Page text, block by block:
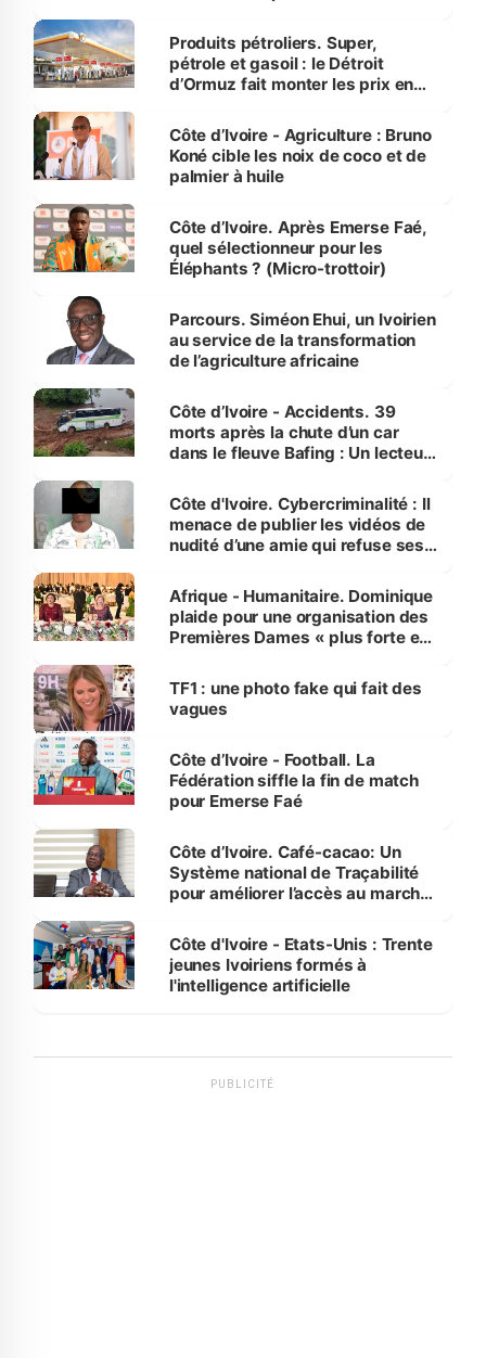
menacées
Produits pétroliers. Super,
pétrole et gasoil : le Détroit
d’Ormuz fait monter les prix en
Côte d’Ivoire - Agriculture : Bruno
Koné cible les noix de coco et de
palmier à huile
Côte d’Ivoire. Après Emerse Faé,
quel sélectionneur pour les
Éléphants ? (Micro-trottoir)
Parcours. Siméon Ehui, un Ivoirien
au service de la transformation
de l’agriculture africaine
Côte d’Ivoire - Accidents. 39
morts après la chute d’un car
dans le fleuve Bafing : Un lecteur
des Transports
Côte d'Ivoire. Cybercriminalité : Il
menace de publier les vidéos de
nudité d’une amie qui refuse ses
Afrique - Humanitaire. Dominique
plaide pour une organisation des
Premières Dames « plus forte et
sur la scène internationale »
TF1 : une photo fake qui fait des
vagues
Côte d’Ivoire - Football. La
Fédération siffle la fin de match
pour Emerse Faé
Côte d’Ivoire. Café-cacao: Un
Système national de Traçabilité
pour améliorer l’accès au marché
Côte d'Ivoire - Etats-Unis : Trente
jeunes Ivoiriens formés à
l'intelligence artificielle
PUBLICITÉ